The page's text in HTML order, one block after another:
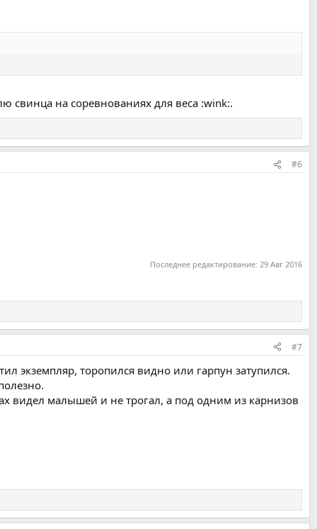
свинца на соревнованиях для веса :wink:.
#6
Последнее редактирование: 29 Авг 2016
#7
экземпляр, торопился видно или гарпун затупился.
видел малышей и не трогал, а под одним из карнизов